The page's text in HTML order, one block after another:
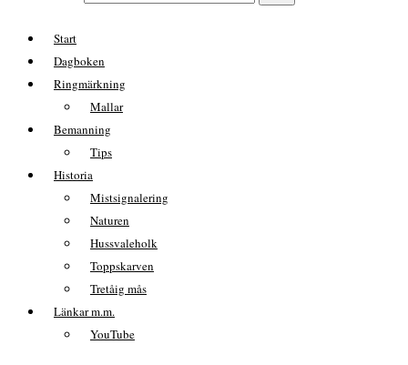
Start
Dagboken
Ringmärkning
Mallar
Bemanning
Tips
Historia
Mistsignalering
Naturen
Hussvaleholk
Toppskarven
Tretåig mås
Länkar m.m.
YouTube